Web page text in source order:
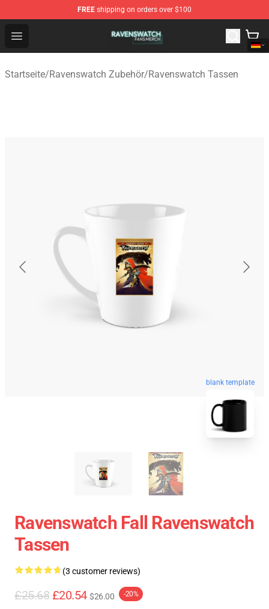
FREE shipping on orders over $100
Open menu
Ravenswatch Shop - Official Ravenswatch Merchandise
Startseite/Ravenswatch Zubehör/Ravenswatch Tassen
blank template
Ravenswatch Fall Ravenswatch
Tassen
(3 customer reviews)
£25.68 £20.54 $26.00 -20%